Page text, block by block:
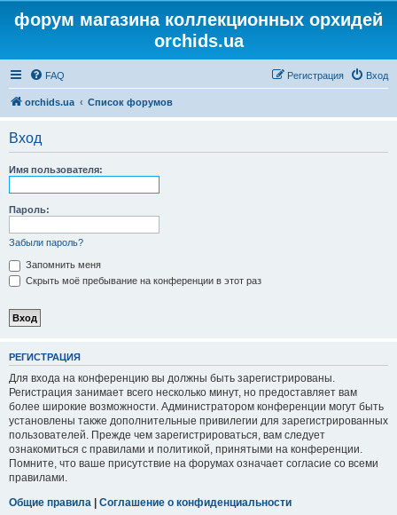
форум магазина коллекционных орхидей
orchids.ua
FAQ Вход
Регистрация
orchids.ua Список форумов
Вход
Имя пользователя:
Пароль:
Забыли пароль?
Запомнить меня
Скрыть моё пребывание на конференции в этот раз
РЕГИСТРАЦИЯ
Для входа на конференцию вы должны быть зарегистрированы.
Регистрация занимает всего несколько минут, но предоставляет вам
более широкие возможности. Администратором конференции могут быть
установлены также дополнительные привилегии для зарегистрированных
пользователей. Прежде чем зарегистрироваться, вам следует
ознакомиться с правилами и политикой, принятыми на конференции.
Помните, что ваше присутствие на форумах означает согласие со всеми
правилами.
Общие правила | Соглашение о конфиденциальности